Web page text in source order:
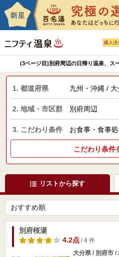
購入済
(3ページ目)別府周辺の日帰り温泉、ス
1. 都道府県 九州・沖縄 / 大
2. 地域・市区郡 別府周辺
3. こだわり条件 お食事・食事処
こだわり条件
リストから探す
別府桜湯
4.2点/ 4 件
大分県 / 別府市 /